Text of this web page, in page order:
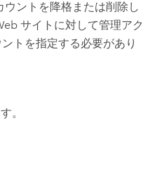
ウントを降格または削除し
サイトに対して管理アク
トを指定する必要があり
。